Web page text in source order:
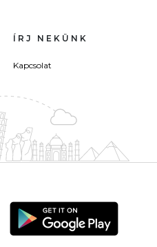
ÍRJ NEKÜNK
Kapcsolat